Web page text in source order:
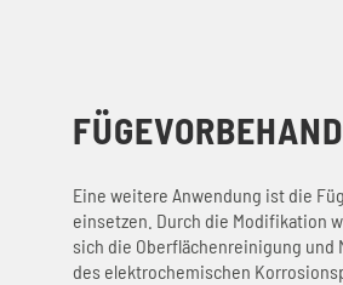
Eine weitere Anwendung ist die
einsetzen. Durch die Modifikation
sich die Oberflächenreinigung und
des elektrochemischen